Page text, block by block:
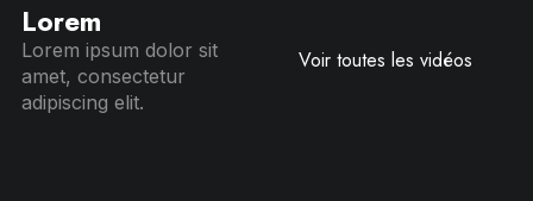
Lorem
Lorem ipsum dolor sit
amet, consectetur
adipiscing elit.
Voir toutes les vidéos